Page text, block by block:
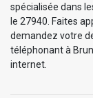
spécialisée dans
le 27940. Faites
demandez votre
téléphonant à
internet.